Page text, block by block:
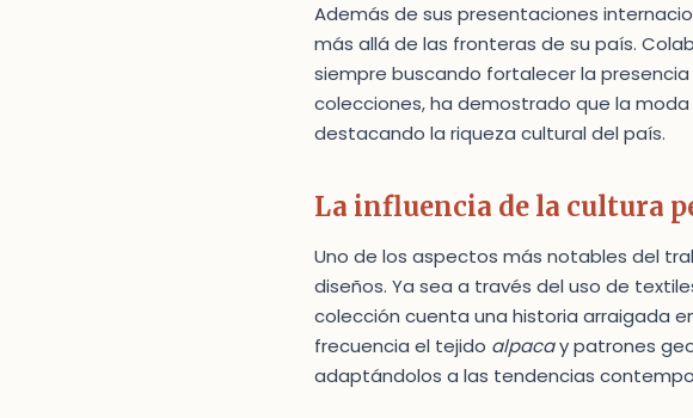
Además de sus presentaciones
más allá de las fronteras de su país.
siempre buscando fortalecer la
colecciones, ha demostrado que la
destacando la riqueza cultural del país.
La influencia de la cultura
Uno de los aspectos más notables del
diseños. Ya sea a través del uso de
colección cuenta una historia arraigada
frecuencia el tejido alpacay patrones
adaptándolos a las tendencias